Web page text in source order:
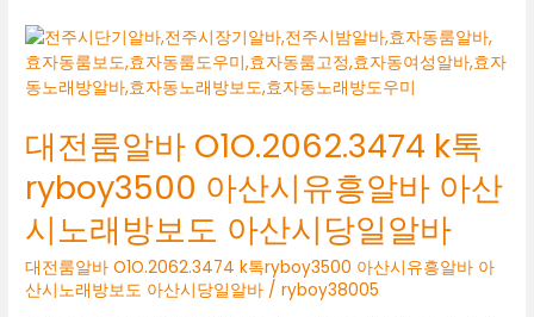
대전룸알바 O1O.2062.3474 k톡
ryboy3500 아산시유흥알바 아산
시노래방보도 아산시당일알바
대전룸알바 O1O.2062.3474 k톡ryboy3500 아산시유흥알바 아
산시노래방보도 아산시당일알바 /ryboy38005
대
전
룸
바
O1O.2062.3474
k
톡
ryboy3500
아
산